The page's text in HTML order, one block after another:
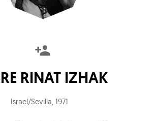
RINAT IZHAK
Israel/Sevilla, 1971